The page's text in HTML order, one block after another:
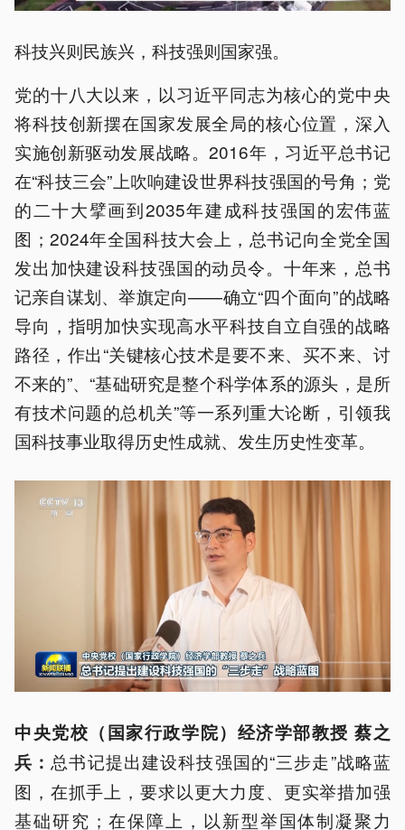
科技兴则民族兴，科技强则国家强。
党的十八大以来，以习近平同志为核心的党中央
将科技创新摆在国家发展全局的核心位置，深入
实施创新驱动发展战略。2016年，习近平总书记
在“科技三会”上吹响建设世界科技强国的号角；党
的二十大擘画到2035年建成科技强国的宏伟蓝
图；2024年全国科技大会上，总书记向全党全国
发出加快建设科技强国的动员令。十年来，总书
记亲自谋划、举旗定向——确立“四个面向”的战略
导向，指明加快实现高水平科技自立自强的战略
路径，作出“关键核心技术是要不来、买不来、讨
不来的”、“基础研究是整个科学体系的源头，是所
有技术问题的总机关”等一系列重大论断，引领我
国科技事业取得历史性成就、发生历史性变革。
中央党校（国家行政学院）经济学部教授 蔡之
兵：总书记提出建设科技强国的“三步走”战略蓝
图，在抓手上，要求以更大力度、更实举措加强
基础研究；在保障上，以新型举国体制凝聚力